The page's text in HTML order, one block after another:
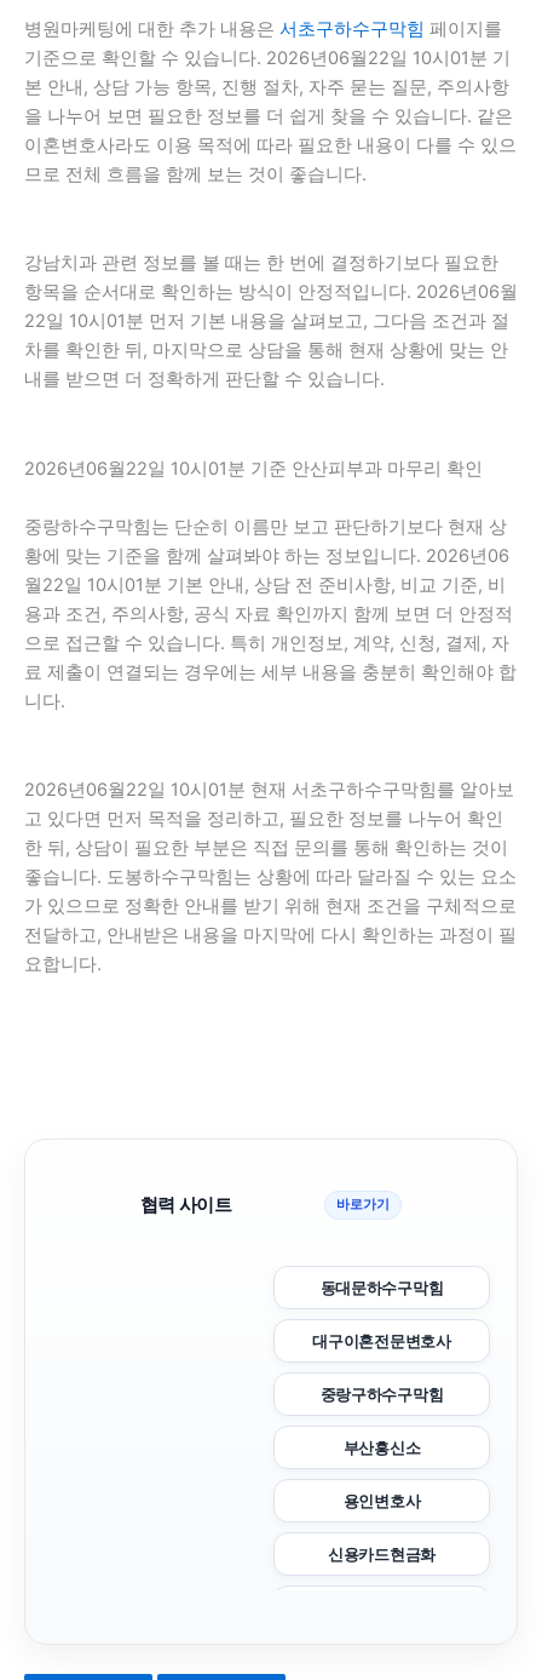
병원마케팅에 대한 추가 내용은 서초구하수구막힘 페이지를
기준으로 확인할 수 있습니다. 2026년06월22일 10시01분 기
본 안내, 상담 가능 항목, 진행 절차, 자주 묻는 질문, 주의사항
을 나누어 보면 필요한 정보를 더 쉽게 찾을 수 있습니다. 같은
이혼변호사라도 이용 목적에 따라 필요한 내용이 다를 수 있으
므로 전체 흐름을 함께 보는 것이 좋습니다.
강남치과 관련 정보를 볼 때는 한 번에 결정하기보다 필요한
항목을 순서대로 확인하는 방식이 안정적입니다. 2026년06월
22일 10시01분 먼저 기본 내용을 살펴보고, 그다음 조건과 절
차를 확인한 뒤, 마지막으로 상담을 통해 현재 상황에 맞는 안
내를 받으면 더 정확하게 판단할 수 있습니다.
2026년06월22일 10시01분 기준 안산피부과 마무리 확인
중랑하수구막힘는 단순히 이름만 보고 판단하기보다 현재 상
황에 맞는 기준을 함께 살펴봐야 하는 정보입니다. 2026년06
월22일 10시01분 기본 안내, 상담 전 준비사항, 비교 기준, 비
용과 조건, 주의사항, 공식 자료 확인까지 함께 보면 더 안정적
으로 접근할 수 있습니다. 특히 개인정보, 계약, 신청, 결제, 자
료 제출이 연결되는 경우에는 세부 내용을 충분히 확인해야 합
니다.
2026년06월22일 10시01분 현재 서초구하수구막힘를 알아보
고 있다면 먼저 목적을 정리하고, 필요한 정보를 나누어 확인
한 뒤, 상담이 필요한 부분은 직접 문의를 통해 확인하는 것이
좋습니다. 도봉하수구막힘는 상황에 따라 달라질 수 있는 요소
가 있으므로 정확한 안내를 받기 위해 현재 조건을 구체적으로
전달하고, 안내받은 내용을 마지막에 다시 확인하는 과정이 필
요합니다.
협력 사이트 바로가기
동대문하수구막힘
대구이혼전문변호사
중랑구하수구막힘
부산흥신소
용인변호사
신용카드현금화